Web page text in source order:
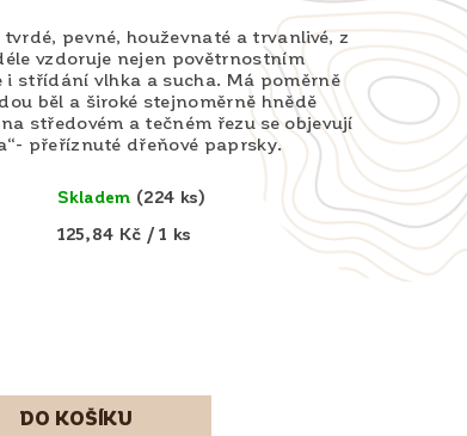
tvrdé, pevné, houževnaté a trvanlivé, z
vzdoruje nejen povětrnostním
i střídání vlhka a sucha. Má poměrně
běl a široké stejnoměrně hnědě
středovém a tečném řezu se objevují
přeříznuté dřeňové paprsky.
Skladem (224 ks)
125,84 Kč / 1 ks